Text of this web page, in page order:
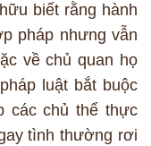
biết rằng hành
pháp nhưng vẫn
về chủ quan họ
luật bắt buộc
các chủ thể thực
tình thường rơi